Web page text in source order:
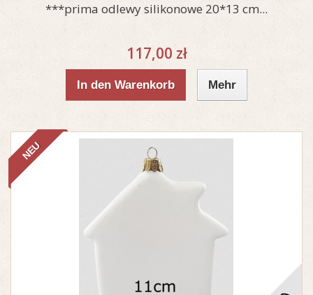
***prima odlewy silikonowe 20*13 cm...
117,00 zł
In den Warenkorb Mehr
NEU